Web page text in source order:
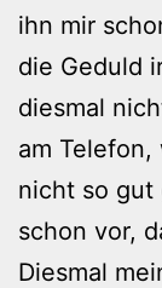
ihn mir
die Geduld
diesmal
am Telefon,
nicht so gut
schon vor,
Diesmal